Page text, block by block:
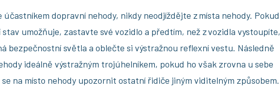
účastníkem dopravní nehody, nikdy neodjíždějte z místa nehody. Pokud
umožňuje, zastavte své vozidlo a předtím, než z vozidla vystoupíte,
bezpečnostní světla a oblečte si výstražnou reflexní vestu. Následně
ideálně výstražným trojúhelníkem, pokud ho však zrovna u sebe
na místo nehody upozornit ostatní řidiče jiným viditelným způsobem.